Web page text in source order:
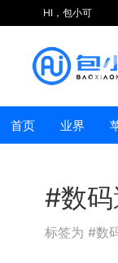
HI，包小可
首页 业界
#数
标签为 #数